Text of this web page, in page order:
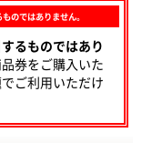
のではありません。
るものではあり
券をご購入いた
ご利用いただけ